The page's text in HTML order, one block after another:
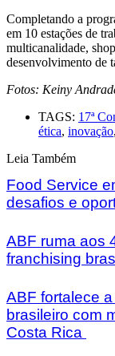
Completando a
em 10 estações de
multicanalidade,
desenvolvimento de
Fotos: Keiny
TAGS: 17ª
ética, inovação,
Leia Também
Food Service
desafios e
ABF ruma aos
franchising
ABF fortalece
brasileiro com
Costa Rica